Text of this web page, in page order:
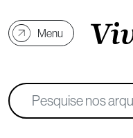
Menu